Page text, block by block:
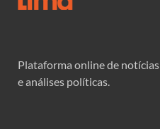
Plataforma online de notícias
e análises políticas.